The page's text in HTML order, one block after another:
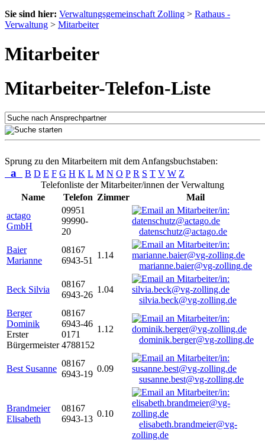
Sie sind hier: Verwaltungsgemeinschaft Zolling > Rathaus -
Verwaltung > Mitarbeiter
Mitarbeiter
Mitarbeiter-Telefon-Liste
Sprung zu den Mitarbeitern mit dem Anfangsbuchstaben:
a B D E F G H K L M N O P R S T V W Z
Telefonliste der Mitarbeiter/innen der Verwaltung
Name
Telefon Zimmer
Mail
actago
GmbH
09951
99990-
20
datenschutz@actago.de
Baier
Marianne
08167
6943-51
1.14
marianne.baier@vg-zolling.de
Beck Silvia
08167
6943-26
1.04
silvia.beck@vg-zolling.de
Berger
Dominik
Erster
Bürgermeister
08167
6943-46
0171
4788152
1.12
dominik.berger@vg-zolling.de
Best Susanne
08167
6943-19
0.09
susanne.best@vg-zolling.de
Brandmeier
Elisabeth
08167
6943-13
0.10
elisabeth.brandmeier@vg-
zolling.de